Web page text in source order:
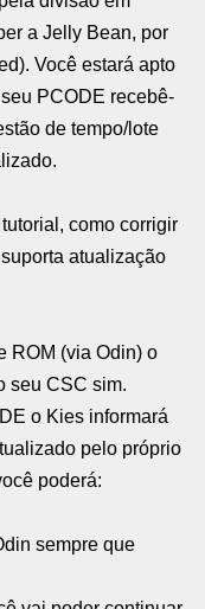
a Jelly Bean, por
Você estará apto
PCODE recebê-
de tempo/lote
como corrigir
atualização
ROM (via Odin) o
seu CSC sim.
o Kies informará
pelo próprio
poderá:
sempre que